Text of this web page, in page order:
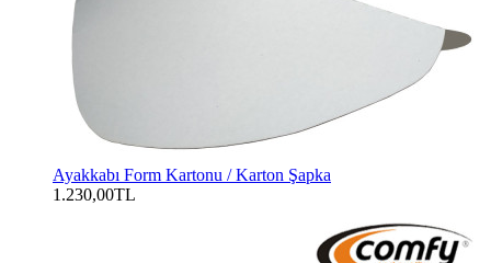
Ayakkabı Form Kartonu / Karton Şapka
1.230,00TL